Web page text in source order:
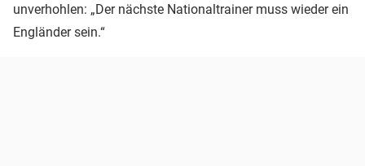
unverhohlen: „Der nächste Nationaltrainer muss wieder ein
Engländer sein.“